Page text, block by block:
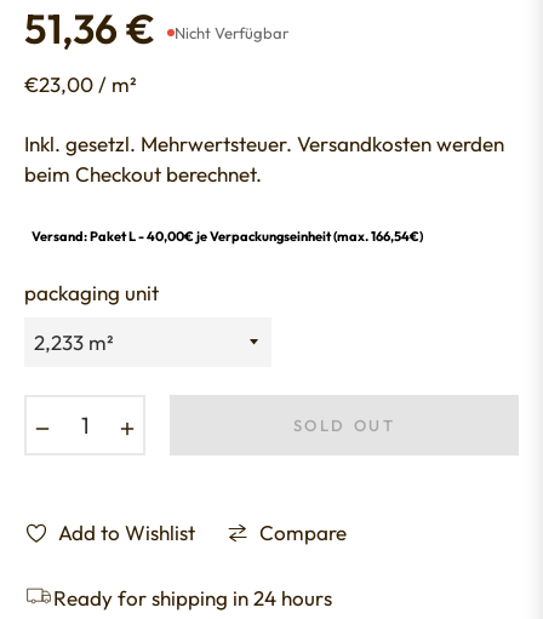
Regular
price
51,36 € Nicht Verfügbar
€23,00 / m²
Inkl. gesetzl. Mehrwertsteuer. Versandkosten werden
beim Checkout berechnet.
Versand: Paket L - 40,00€ je Verpackungseinheit (max. 166,54€)
packaging unit
SOLD OUT
Add to Wishlist Compare
Ready for shipping in 24 hours